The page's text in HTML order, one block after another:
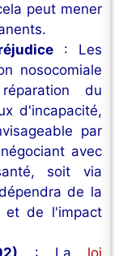
peut mener
: Les
nosocomiale
du
d'incapacité,
par
avec
soit via
de la
et de l'impact